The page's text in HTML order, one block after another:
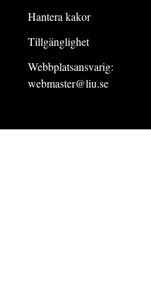
Hantera kakor
Tillgänglighet
Webbplatsansvarig:
webmaster@liu.se